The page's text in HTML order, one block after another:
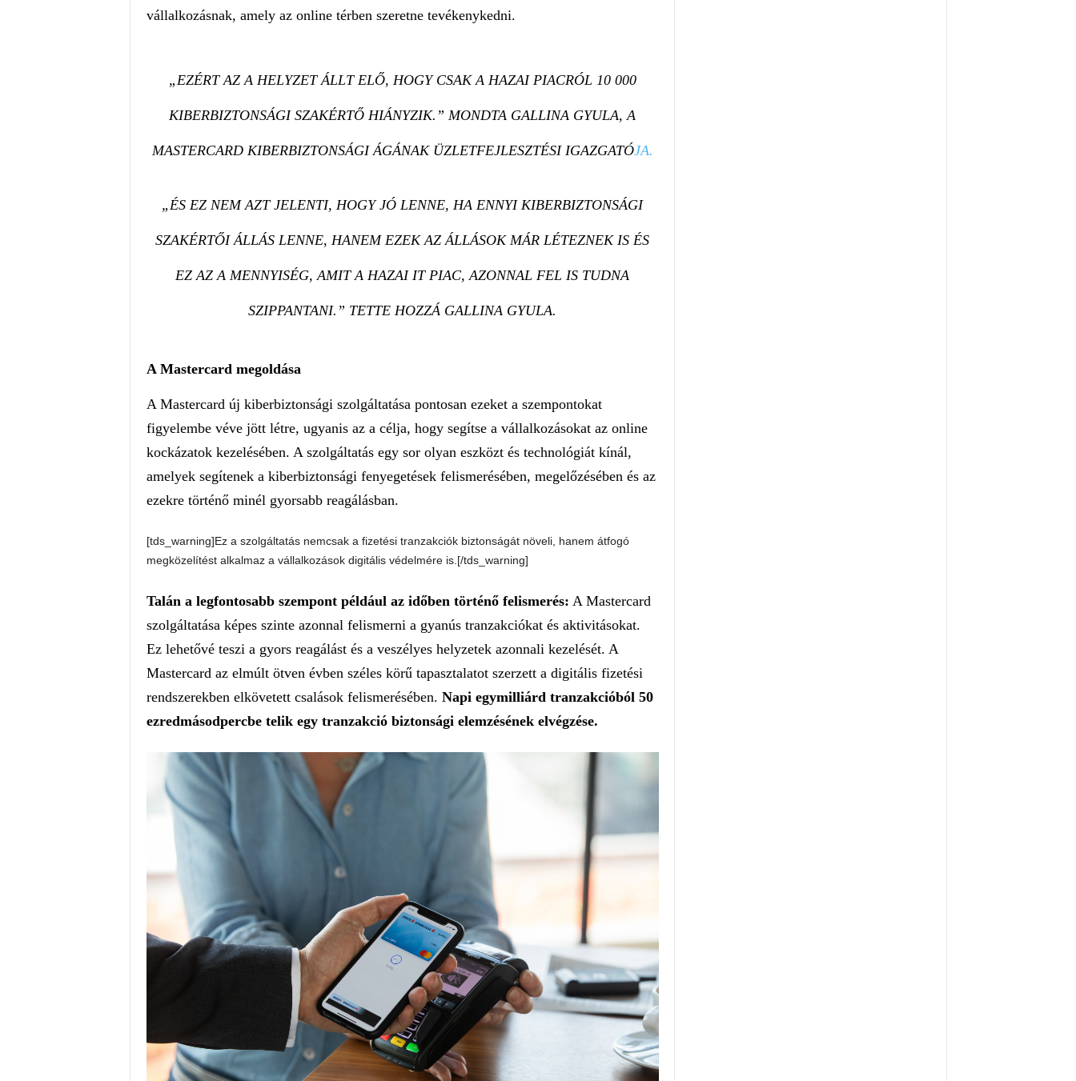
vállalkozásnak, amely az online térben szeretne tevékenykedni.
„EZÉRT AZ A HELYZET ÁLLT ELŐ, HOGY CSAK A HAZAI PIACRÓL 10 000
KIBERBIZTONSÁGI SZAKÉRTŐ HIÁNYZIK.” MONDTA GALLINA GYULA, A
MASTERCARD KIBERBIZTONSÁGI ÁGÁNAK ÜZLETFEJLESZTÉSI IGAZGATÓJA.
„ÉS EZ NEM AZT JELENTI, HOGY JÓ LENNE, HA ENNYI KIBERBIZTONSÁGI
SZAKÉRTŐI ÁLLÁS LENNE, HANEM EZEK AZ ÁLLÁSOK MÁR LÉTEZNEK IS ÉS
EZ AZ A MENNYISÉG, AMIT A HAZAI IT PIAC, AZONNAL FEL IS TUDNA
SZIPPANTANI.” TETTE HOZZÁ GALLINA GYULA.
A Mastercard megoldása
A Mastercard új kiberbiztonsági szolgáltatása pontosan ezeket a szempontokat
figyelembe véve jött létre, ugyanis az a célja, hogy segítse a vállalkozásokat az online
kockázatok kezelésében. A szolgáltatás egy sor olyan eszközt és technológiát kínál,
amelyek segítenek a kiberbiztonsági fenyegetések felismerésében, megelőzésében és az
ezekre történő minél gyorsabb reagálásban.
[tds_warning]Ez a szolgáltatás nemcsak a fizetési tranzakciók biztonságát növeli, hanem átfogó
megközelítést alkalmaz a vállalkozások digitális védelmére is.[/tds_warning]
Talán a legfontosabb szempont például az időben történő felismerés: A Mastercard
szolgáltatása képes szinte azonnal felismerni a gyanús tranzakciókat és aktivitásokat.
Ez lehetővé teszi a gyors reagálást és a veszélyes helyzetek azonnali kezelését. A
Mastercard az elmúlt ötven évben széles körű tapasztalatot szerzett a digitális fizetési
rendszerekben elkövetett csalások felismerésében. Napi egymilliárd tranzakcióból 50
ezredmásodpercbe telik egy tranzakció biztonsági elemzésének elvégzése.